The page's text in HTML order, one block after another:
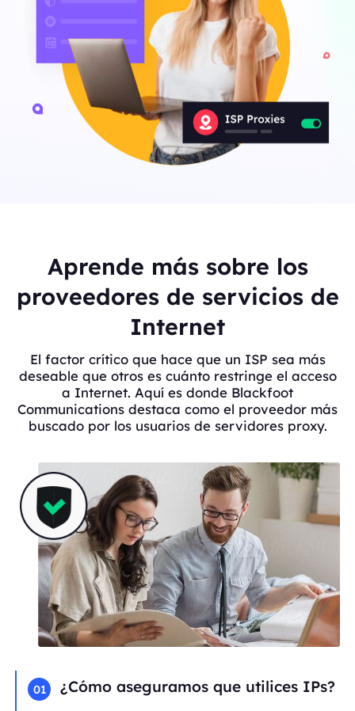
Aprende más sobre los
proveedores de servicios de
Internet
El factor crítico que hace que un ISP sea más
deseable que otros es cuánto restringe el acceso
a Internet. Aquí es donde Blackfoot
Communications destaca como el proveedor más
buscado por los usuarios de servidores proxy.
01 ¿Cómo aseguramos que utilices IPs?